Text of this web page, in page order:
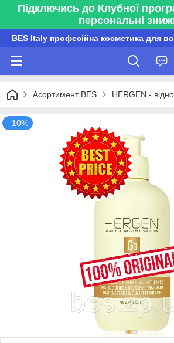
Підключись до Клубної
персональні
BES Italy професійна косметика для
Асортимент BES HERGEN -
–10%